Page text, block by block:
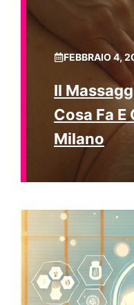
FEBBRAIO 4,
Il
Cosa Fa
Milano